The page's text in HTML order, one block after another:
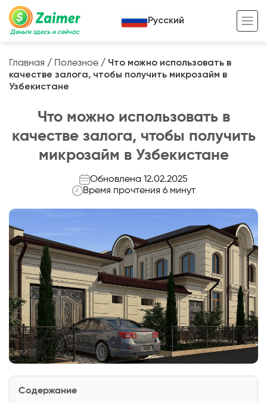
Деньги здесь и сейчас
Кредит под залог
Кредит под залог спецтехники
Кредит онлайн
Кредит для предпринимателей
Жизненный цикл вашего кредита
Полезные статьи
Кредитный калькулятор
Русский
Главная / Полезное / Что можно использовать в
качестве залога, чтобы получить микрозайм в
Узбекистане
Что можно использовать в
качестве залога, чтобы получить
микрозайм в Узбекистане
Обновлена 12.02.2025
Время прочтения 6 минут
Содержание